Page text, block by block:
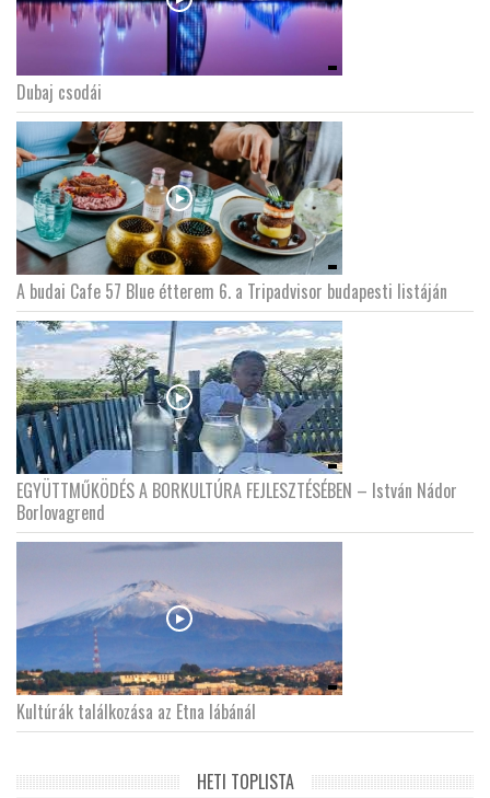
Dubaj csodái
A budai Cafe 57 Blue étterem 6. a Tripadvisor budapesti listáján
EGYÜTTMŰKÖDÉS A BORKULTÚRA FEJLESZTÉSÉBEN – István Nádor
Borlovagrend
Kultúrák találkozása az Etna lábánál
HETI TOPLISTA